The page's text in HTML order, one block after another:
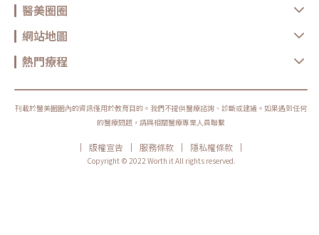
果紅痘疤情況較為嚴重，建議可以接受櫻花染料雷射。這項療程使用
595nm光源，能將光能轉變為熱能，促進微血管增生，有助於改善各種問
題，如血管病變、青春痘、疤痕、淺斑、曬斑和雀斑等。此外，脈衝技術可
以讓血管受熱更加均勻，再加上專利的冷卻系統，能有效減少瘀青的風險，
都是透過修復受損的真皮層組織，使皮膚感覺到已經修復，進而促使血管收
縮，並間接改善紅色痘疤。紅色痘疤其實是一個正在發炎的過程，所以需要
如果等到變成凹疤，還會涉及到組織流失和表面修復等問題，治療會變得更
退。★溫馨提醒★小編要提醒大家，醫療並非單純的商業交易，所有的療程
都伴隨著風險。因此，作為消費者應該謹慎選擇合適的醫療方案，以確保安
醫美圈圈
網站地圖
熱門療程
刊載於醫美圈圈內的資訊僅用於教育目的。我們不提供醫療諮詢、診斷或建議。如果遇到任何
的醫療問題，請與相關醫療專業人員聯繫
| 版權宣告 | 服務條款 | 隱私權條款
|
Copyright © 2022 Worth it All rights reserved.